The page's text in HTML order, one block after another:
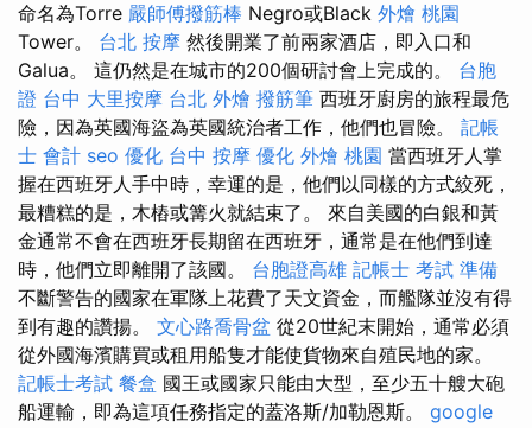
命名為Torre 嚴師傅撥筋棒 Negro或Black 外燴 桃園
Tower。 台北 按摩 然後開業了前兩家酒店，即入口和
Galua。 這仍然是在城市的200個研討會上完成的。 台胞
證 台中 大里按摩 台北 外燴 撥筋筆 西班牙廚房的旅程最危
險，因為英國海盜為英國統治者工作，他們也冒險。 記帳
士 會計 seo 優化 台中 按摩 優化 外燴 桃園 當西班牙人掌
握在西班牙人手中時，幸運的是，他們以同樣的方式絞死，
最糟糕的是，木樁或篝火就結束了。 來自美國的白銀和黃
金通常不會在西班牙長期留在西班牙，通常是在他們到達
時，他們立即離開了該國。 台胞證高雄 記帳士 考試 準備
不斷警告的國家在軍隊上花費了天文資金，而艦隊並沒有得
到有趣的讚揚。 文心路喬骨盆 從20世紀末開始，通常必須
從外國海濱購買或租用船隻才能使貨物來自殖民地的家。
記帳士考試 餐盒 國王或國家只能由大型，至少五十艘大砲
船運輸，即為這項任務指定的蓋洛斯/加勒恩斯。 google